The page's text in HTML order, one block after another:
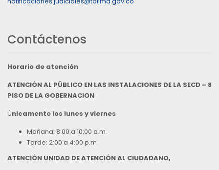
Contáctenos
Horario de atención
ATENCIÓN AL PÚBLICO EN LAS INSTALACIONES DE LA SECD – 8
PISO DE LA GOBERNACION
Únicamente los lunes y viernes
Mañana: 8:00 a 10:00 a.m.
Tarde: 2:00 a 4:00 p.m
ATENCIÓN UNIDAD DE ATENCIÓN AL CIUDADANO,